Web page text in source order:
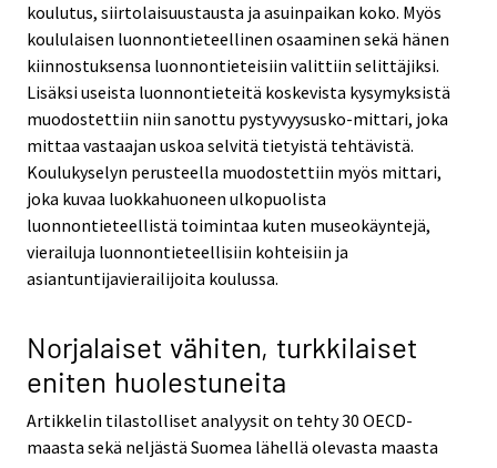
koulutus, siirtolaisuustausta ja asuinpaikan koko. Myös
koululaisen luonnontieteellinen osaaminen sekä hänen
kiinnostuksensa luonnontieteisiin valittiin selittäjiksi.
Lisäksi useista luonnontieteitä koskevista kysymyksistä
muodostettiin niin sanottu pystyvyysusko-mittari, joka
mittaa vastaajan uskoa selvitä tietyistä tehtävistä.
Koulukyselyn perusteella muodostettiin myös mittari,
joka kuvaa luokkahuoneen ulkopuolista
luonnontieteellistä toimintaa kuten museokäyntejä,
vierailuja luonnontieteellisiin kohteisiin ja
asiantuntijavierailijoita koulussa.
Norjalaiset vähiten, turkkilaiset
eniten huolestuneita
Artikkelin tilastolliset analyysit on tehty 30 OECD-
maasta sekä neljästä Suomea lähellä olevasta maasta